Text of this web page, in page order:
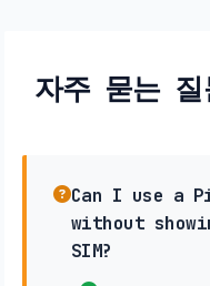
자주 묻는
Can I use a
without
SIM?